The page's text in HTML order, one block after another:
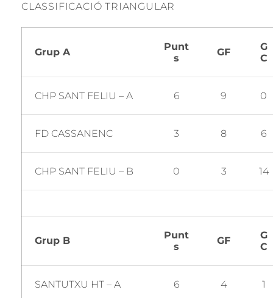
CLASSIFICACIÓ TRIANGULAR
Grup A
Punt
s
GF
G
C
CHP SANT FELIU – A 6 9 0
FD CASSANENC 3 8 6
CHP SANT FELIU – B 0 3 14
Grup B
Punt
s
GF
G
C
SANTUTXU HT – A 6 4 1